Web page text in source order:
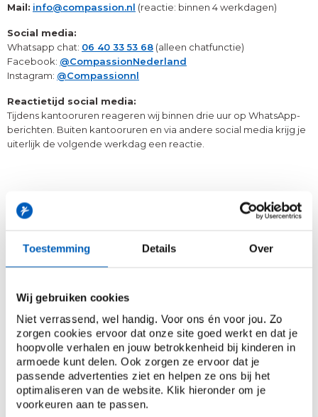
Toestemming Details Over
Wij gebruiken cookies
Niet verrassend, wel handig. Voor ons én voor jou. Zo
zorgen cookies ervoor dat onze site goed werkt en dat je
hoopvolle verhalen en jouw betrokkenheid bij kinderen in
armoede kunt delen. Ook zorgen ze ervoor dat je
passende advertenties ziet en helpen ze ons bij het
optimaliseren van de website. Klik hieronder om je
voorkeuren aan te passen.
Mail: info@compassion.nl (reactie: binnen 4 werkdagen)
Social media:
Whatsapp chat: 06 40 33 53 68 (alleen chatfunctie)
Facebook: @CompassionNederland
Instagram: @Compassionnl
Reactietijd social media:
Tijdens kantooruren reageren wij binnen drie uur op WhatsApp-
berichten. Buiten kantooruren en via andere social media krijg je
uiterlijk de volgende werkdag een reactie.
ADRES
Zwaansprengweg 20
7332 BE Apeldoorn